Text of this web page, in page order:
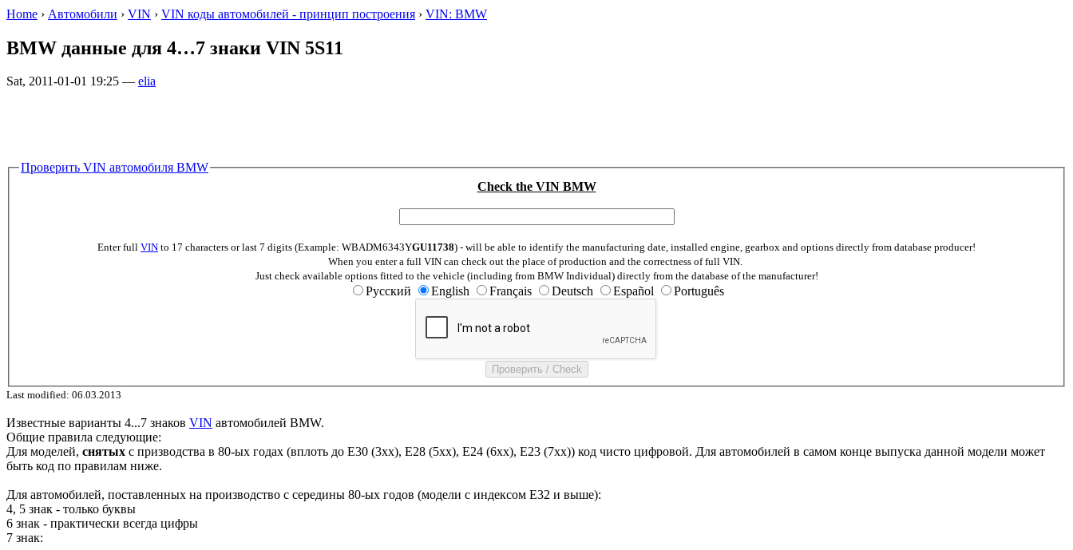
Home › Автомобили › VIN › VIN коды автомобилей - принцип построения › VIN: BMW
BMW данные для 4…7 знаки VIN 5S11
Sat, 2011-01-01 19:25 — elia
Проверить VIN автомобиля BMW
Check the VIN BMW
Enter full VIN to 17 characters or last 7 digits (Example: WBADM6343YGU11738) - will be able to identify the manufacturing date, installed engine, gearbox and options directly from database producer!
When you enter a full VIN can check out the place of production and the correctness of full VIN.
Just check available options fitted to the vehicle (including from BMW Individual) directly from the database of the manufacturer!
Русский English Français Deutsch Español Português
Last modified: 06.03.2013
Известные варианты 4...7 знаков VIN автомобилей BMW.
Общие правила следующие:
Для моделей, снятых с призводства в 80-ых годах (вплоть до E30 (3xx), E28 (5xx), E24 (6xx), E23 (7xx)) код чисто цифровой. Для автомобилей в самом конце выпуска данной модели может
быть код по правилам ниже.
Для автомобилей, поставленных на производство с середины 80-ых годов (модели с индексом E32 и выше):
4, 5 знак - только буквы
6 знак - практически всегда цифры
7 знак: